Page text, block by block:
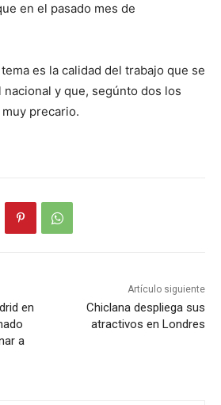
en el pasado mes de
es la calidad del trabajo que se
y que, segúnto dos los
precario.
en
a
Artículo siguiente
Chiclana despliega sus
atractivos en Londres